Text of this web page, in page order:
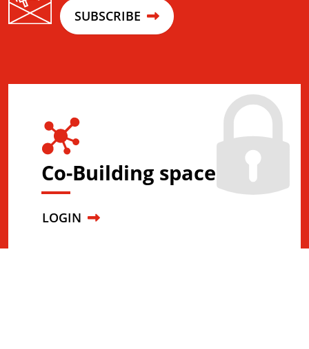
SUBSCRIBE
Co-Building space
LOGIN